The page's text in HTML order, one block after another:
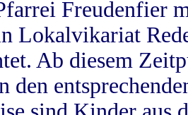
Freudenfier
Lokalvikariat
Ab diesem
den